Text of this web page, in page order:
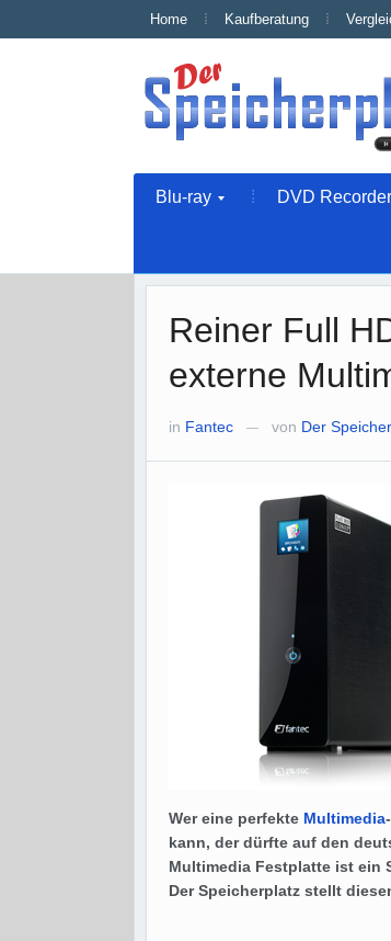
Home Kaufberatung
Blu-ray DVD Recorder
Reiner Full
externe
in Fantec — von Der
Wer eine perfekte Multimedia
kann, der dürfte auf den
Multimedia Festplatte ist ein
Der Speicherplatz stellt